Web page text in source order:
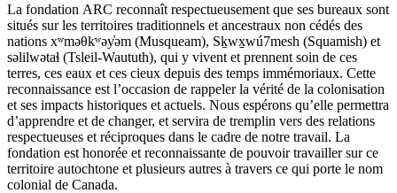
La fondation ARC reconnaît respectueusement que ses bureaux sont
situés sur les territoires traditionnels et ancestraux non cédés des
nations xʷməθkʷəy̓əm (Musqueam), Sḵwx̱wú7mesh (Squamish) et
səlilwətaɬ (Tsleil-Waututh), qui y vivent et prennent soin de ces
terres, ces eaux et ces cieux depuis des temps immémoriaux. Cette
reconnaissance est l’occasion de rappeler la vérité de la colonisation
et ses impacts historiques et actuels. Nous espérons qu’elle permettra
d’apprendre et de changer, et servira de tremplin vers des relations
respectueuses et réciproques dans le cadre de notre travail. La
fondation est honorée et reconnaissante de pouvoir travailler sur ce
territoire autochtone et plusieurs autres à travers ce qui porte le nom
colonial de Canada.